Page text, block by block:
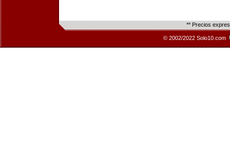
** Precios
© 2002/2022 Solo10.com